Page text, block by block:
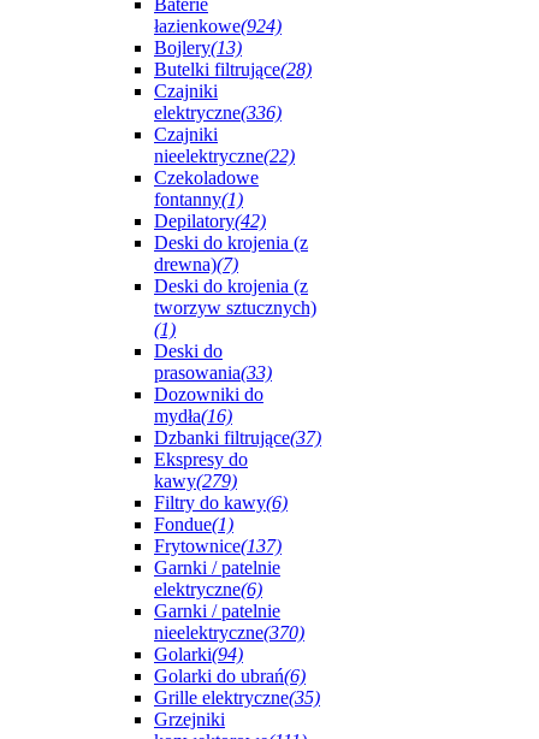
Baterie
łazienkowe(924)
Bojlery(13)
Butelki filtrujące(28)
Czajniki
elektryczne(336)
Czajniki
nieelektryczne(22)
Czekoladowe
fontanny(1)
Depilatory(42)
Deski do krojenia (z
drewna)(7)
Deski do krojenia (z
tworzyw sztucznych)
(1)
Deski do
prasowania(33)
Dozowniki do
mydła(16)
Dzbanki filtrujące(37)
Ekspresy do
kawy(279)
Filtry do kawy(6)
Fondue(1)
Frytownice(137)
Garnki / patelnie
elektryczne(6)
Garnki / patelnie
nieelektryczne(370)
Golarki(94)
Golarki do ubrań(6)
Grille elektryczne(35)
Grzejniki